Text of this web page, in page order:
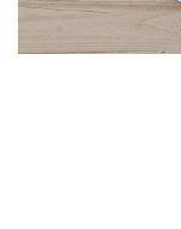
Ceasuri mașini